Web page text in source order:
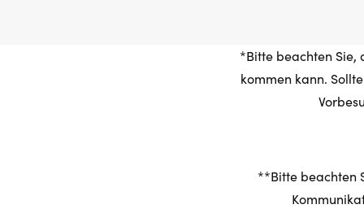
*Bitte beachten Sie,
kommen kann.
**Bitte beachten